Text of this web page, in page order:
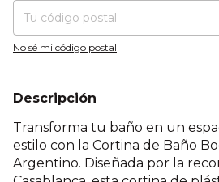
No sé mi código postal
Descripción
Transforma tu baño en un
estilo con la Cortina de Baño
Argentino. Diseñada por la